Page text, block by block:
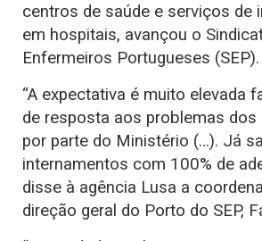
centros de saúde e serviços de
em hospitais, avançou o
Enfermeiros Portugueses (SEP).
“A expectativa é muito elevada
de resposta aos problemas dos
por parte do Ministério (…). Já
internamentos com 100% de
disse à agência Lusa a
direção geral do Porto do SEP,